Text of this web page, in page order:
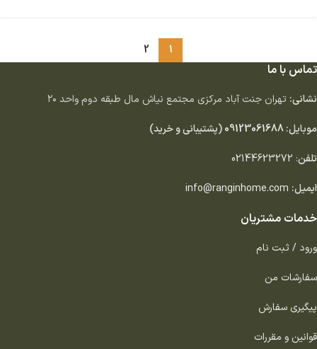
1
2
تماس با ما
نشانی: تهران جنت آباد مركزى مجتمع نياش مال طبقه دوم واحد ٢٠
موبایل:09123061688(پشتیبانی و خرید)
تلفن:
02144623272
ایمیل: info@ranginhome.com
خدمات مشتریان
ورود / ثبت نام
سفارشات من
پیگیری سفارش
قوانین و مقررات